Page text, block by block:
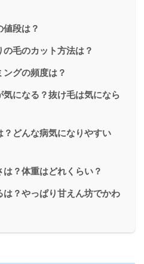
値段は？
毛のカット方法は？
グの頻度は？
になる？抜け毛は気になら
？どんな病気になりやすい
？体重はどれくらい？
は？やっぱり甘えん坊でかわ